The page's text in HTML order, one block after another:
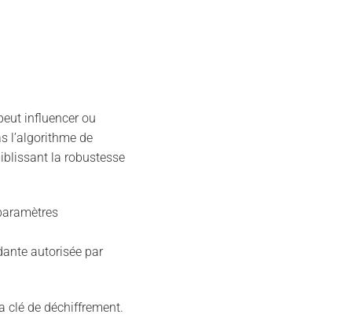
influencer ou
l’algorithme de
la robustesse
autorisée par
clé de déchiffrement.